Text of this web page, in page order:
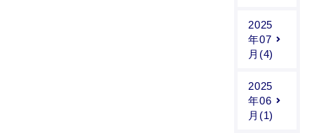
2025
年07
月(4)
2025
年06
月(1)